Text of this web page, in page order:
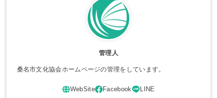
管理人
桑名市文化協会ホームページの管理をしています。